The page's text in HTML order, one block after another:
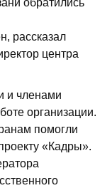
обратились
рассказал
центра
и членами
организации.
помогли
«Кадры».